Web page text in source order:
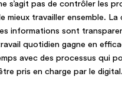
s’agit pas de contrôler les
mieux travailler ensemble. La
informations sont
quotidien gagne en
avec des processus qui
pris en charge par le digital.